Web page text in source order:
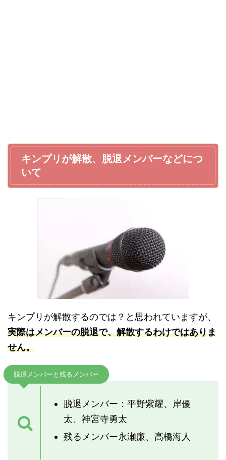
キンプリが解散、脱退メンバーなどにつ
いて
キンプリが解散するのでは？と思われていますが、
実際はメンバーの脱退で、解散するわけではありま
せん。
脱退メンバーと残るメンバー
脱退メンバー：平野紫耀、岸優
太、神宮寺勇太
残るメンバー永瀬廉、高橋海人